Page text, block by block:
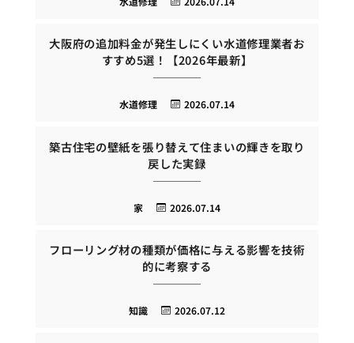
大阪府の追加料金が発生しにくい水道修理業者お
すすめ5選！【2026年最新】
2026.07.14
水道修理
築古住宅の壁紙を張り替えて住まいの輝きを取り
戻した実録
2026.07.14
家
フローリング材の種類が価格に与える影響を技術
的に考察する
2026.07.12
知識